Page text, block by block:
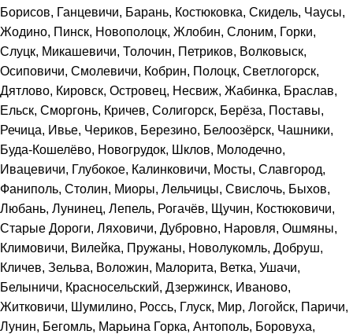
Борисов, Ганцевичи, Барань, Костюковка, Скидель, Чаусы,
Жодино, Пинск, Новополоцк, Жлобин, Слоним, Горки,
Слуцк, Микашевичи, Толочин, Петриков, Волковыск,
Осиповичи, Смолевичи, Кобрин, Полоцк, Светлогорск,
Дятлово, Кировск, Островец, Несвиж, Жабинка, Браслав,
Ельск, Сморгонь, Кричев, Солигорск, Берёза, Поставы,
Речица, Ивье, Чериков, Березино, Белоозёрск, Чашники,
Буда-Кошелёво, Новогрудок, Шклов, Молодечно,
Ивацевичи, Глубокое, Калинковичи, Мосты, Славгород,
Фаниполь, Столин, Миоры, Лельчицы, Свислочь, Быхов,
Любань, Лунинец, Лепель, Рогачёв, Щучин, Костюковичи,
Старые Дороги, Ляховичи, Дубровно, Наровля, Ошмяны,
Климовичи, Вилейка, Пружаны, Новолукомль, Добруш,
Кличев, Зельва, Воложин, Малорита, Ветка, Ушачи,
Белыничи, Красносельский, Дзержинск, Иваново,
Житковичи, Шумилино, Россь, Глуск, Мир, Логойск, Паричи,
Лунин, Бегомль, Марьина Горка, Антополь, Боровуха,